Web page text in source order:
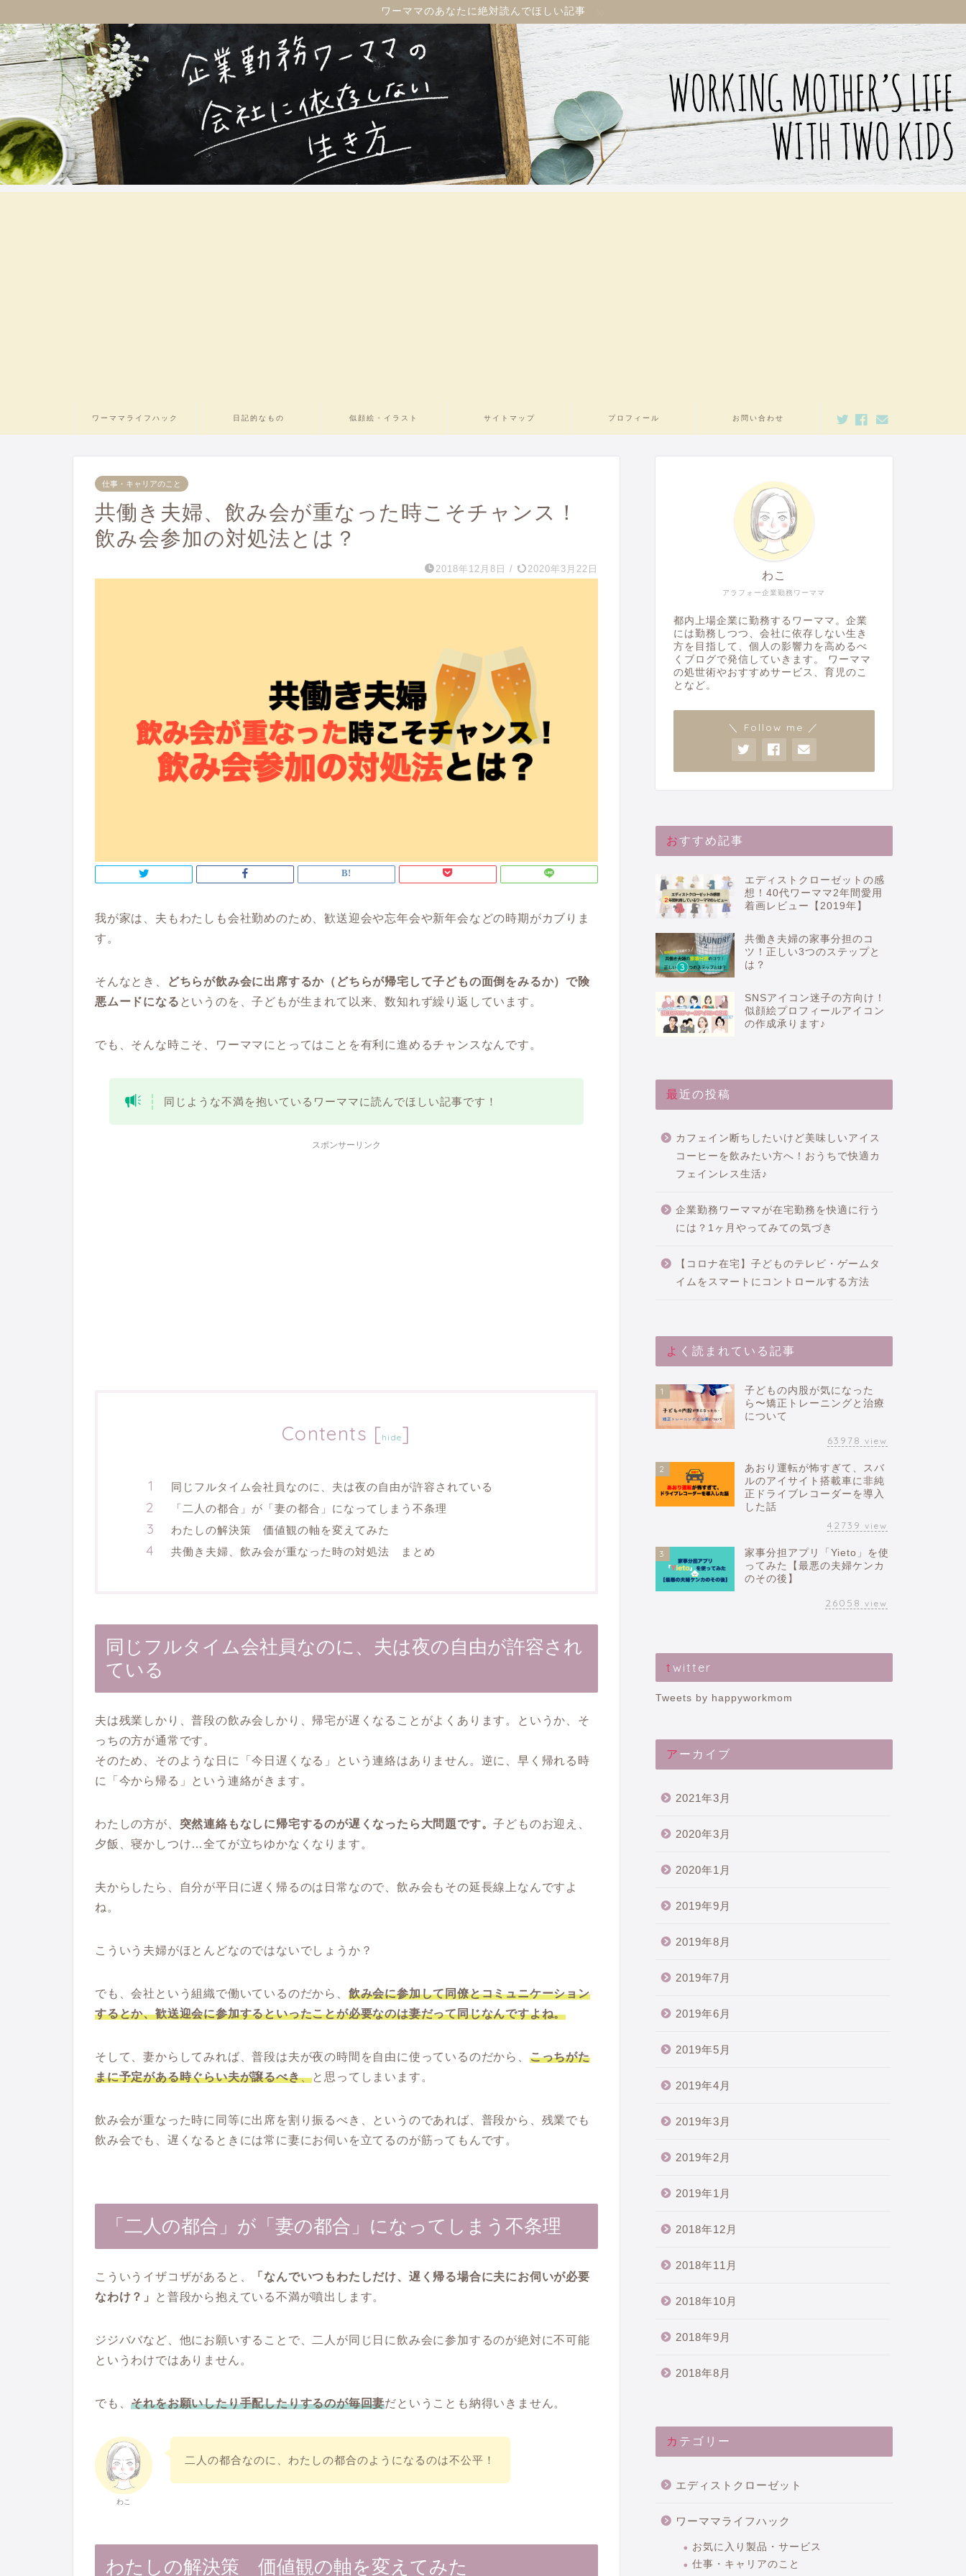
ワーママのあなたに絶対読んでほしい記事
ワーママライフハック 日記的なもの 似顔絵・イラスト サイトマップ プロフィール お問い合わせ
仕事・キャリアのこと
共働き夫婦、飲み会が重なった時こそチャンス！
飲み会参加の対処法とは？
2018年12月8日 / 2020年3月22日
我が家は、夫もわたしも会社勤めのため、歓送迎会や忘年会や新年会などの時期がカブりま
す。
そんなとき、
どちらが飲み会に出席するか（どちらが帰宅して子どもの面倒をみるか）で険
悪ムードになる というのを、子どもが生まれて以来、数知れず繰り返しています。
でも、そんな時こそ、ワーママにとってはことを有利に進めるチャンスなんです。
同じような不満を抱いているワーママに読んでほしい記事です！
スポンサーリンク
Contents [hide]
同じフルタイム会社員なのに、夫は夜の自由が許容されている
「二人の都合」が「妻の都合」になってしまう不条理
わたしの解決策 価値観の軸を変えてみた
共働き夫婦、飲み会が重なった時の対処法 まとめ
同じフルタイム会社員なのに、夫は夜の自由が許容され
ている
夫は残業しかり、普段の飲み会しかり、帰宅が遅くなることがよくあります。というか、そ
っちの方が通常です。
そのため、そのような日に「今日遅くなる」という連絡はありません。逆に、早く帰れる時
に「今から帰る」という連絡がきます。
わたしの方が、 突然連絡もなしに帰宅するのが遅くなったら大問題です。子どものお迎え、
夕飯、寝かしつけ…全てが立ちゆかなくなります。
夫からしたら、自分が平日に遅く帰るのは日常なので、飲み会もその延長線上なんですよ
ね。
こういう夫婦がほとんどなのではないでしょうか？
でも、会社という組織で働いているのだから、 飲み会に参加して同僚とコミュニケーション
するとか、歓送迎会に参加するといったことが必要なのは妻だって同じなんですよね。
そして、妻からしてみれば、普段は夫が夜の時間を自由に使っているのだから、 こっちがた
まに予定がある時ぐらい夫が譲るべき、と思ってしまいます。
飲み会が重なった時に同等に出席を割り振るべき、というのであれば、普段から、残業でも
飲み会でも、遅くなるときには常に妻にお伺いを立てるのが筋ってもんです。
「二人の都合」が「妻の都合」になってしまう不条理
こういうイザコザがあると、
「なんでいつもわたしだけ、遅く帰る場合に夫にお伺いが必要
なわけ？」
と普段から抱えている不満が噴出します。
ジジババなど、他にお願いすることで、二人が同じ日に飲み会に参加するのが絶対に不可能
というわけではありません。
でも、それをお願いしたり手配したりするのが毎回妻だということも納得いきません。
わこ
二人の都合なのに、わたしの都合のようになるのは不公平！
わたしの解決策 価値観の軸を変えてみた
アラフォー企業勤務ワーママ
わこ
都内上場企業に勤務するワーママ。企業
には勤務しつつ、会社に依存しない生き
方を目指して、個人の影響力を高めるべ
くブログで発信していきます。 ワーママ
の処世術やおすすめサービス、育児のこ
となど。
＼ Follow me ／
おすすめ記事
エディストクローゼットの感
想！40代ワーママ2年間愛用
着画レビュー【2019年】
共働き夫婦の家事分担のコ
ツ！正しい3つのステップと
は？
SNSアイコン迷子の方向け！
似顔絵プロフィールアイコン
の作成承ります♪
最近の投稿
カフェイン断ちしたいけど美味しいアイス
コーヒーを飲みたい方へ！おうちで快適カ
フェインレス生活♪
企業勤務ワーママが在宅勤務を快適に行う
には？1ヶ月やってみての気づき
【コロナ在宅】子どものテレビ・ゲームタ
イムをスマートにコントロールする方法
よく読まれている記事
1
子どもの内股が気になった
ら〜矯正トレーニングと治療
について
63978 view
2
あおり運転が怖すぎて、スバ
ルのアイサイト搭載車に非純
正ドライブレコーダーを導入
した話
42739 view
3
家事分担アプリ「Yieto」を使
ってみた【最悪の夫婦ケンカ
のその後】
26058 view
twitter
Tweets by happyworkmom
アーカイブ
2021年3月
2020年3月
2020年1月
2019年9月
2019年8月
2019年7月
2019年6月
2019年5月
2019年4月
2019年3月
2019年2月
2019年1月
2018年12月
2018年11月
2018年10月
2018年9月
2018年8月
カテゴリー
エディストクローゼット
ワーママライフハック
お気に入り製品・サービス
仕事・キャリアのこと